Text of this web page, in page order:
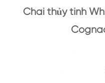
Chai thủy tinh